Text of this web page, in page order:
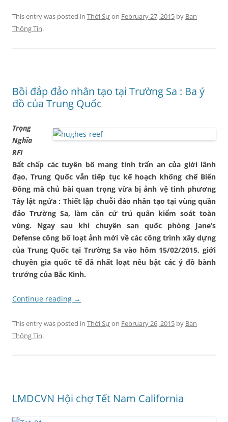
This entry was posted in Thời Sựon February 27, 2015 by Ban
Thông Tin.
Bồi đắp đảo nhân tạo tại Trường Sa : Ba ý
đồ của Trung Quốc
Trọng
Nghĩa
RFI
Bất chấp các tuyên bố mang tính trấn an của giới lãnh
đạo, Trung Quốc vẫn tiếp tục kế hoạch khống chế Biển
Đông mà chủ bài quan trọng vừa bị ảnh vệ tinh phương
Tây lật ngửa : Thiết lập chuỗi đảo nhân tạo tại vùng quần
đảo Trường Sa, làm căn cứ trú quân kiểm soát toàn
vùng. Ngay sau khi chuyên san quốc phòng Jane’s
Defense công bố loạt ảnh mới về các công trình xây dựng
của Trung Quốc tại Trường Sa vào hôm 15/02/2015, giới
chuyên gia quốc tế đã nhất loạt nêu bật các ý đồ bành
trướng của Bắc Kinh.
Continue reading →
This entry was posted in Thời Sựon February 26, 2015 by Ban
Thông Tin.
LMDCVN Hội chợ Tết Nam California